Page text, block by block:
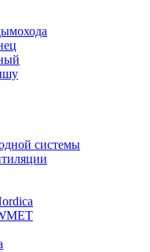
системы